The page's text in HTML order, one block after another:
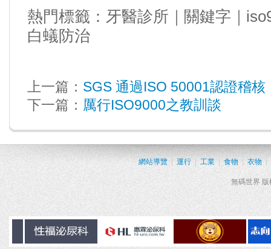
熱門標籤： 牙醫診所 ｜ 關鍵字 ｜
白蟻防治
上一篇： SGS 通過ISO 50001認證稽核
下一篇： 厲行ISO9000之教訓談
網站導覽 運行 工業 | 食物 衣物 |
無碼世界